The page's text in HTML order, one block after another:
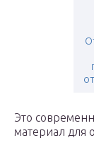
Это
материал для